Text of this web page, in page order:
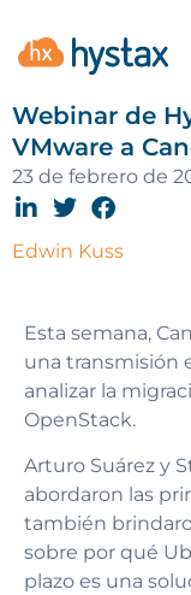
Webinar de
VMware a
23 de febrero de
Edwin Kuss
Esta semana,
una transmisión
analizar la
OpenStack.
Arturo Suárez y
abordaron las
también
sobre por qué
plazo es una